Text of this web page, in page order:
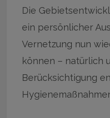
Die
ein persönlicher
Vernetzung nun
können – natürlich
Berücksichtigung